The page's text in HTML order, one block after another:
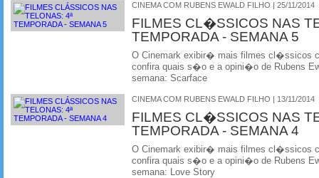
CINEMA COM RUBENS EWALD FILHO | 25/11/2014
FILMES CL�SSICOS NAS
TEMPORADA - SEMANA 5
O Cinemark exibir� mais filmes cl�ssicos
confira quais s�o e a opini�o de Rubens
semana: Scarface
CINEMA COM RUBENS EWALD FILHO | 13/11/2014
FILMES CL�SSICOS NAS
TEMPORADA - SEMANA 4
O Cinemark exibir� mais filmes cl�ssicos
confira quais s�o e a opini�o de Rubens
semana: Love Story